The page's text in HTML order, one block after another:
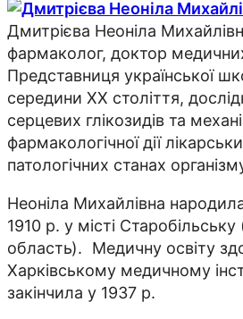
Дмитрієва Неоніла
фармаколог, доктор
Представниця української
середини XX століття,
серцевих глікозидів та
фармакологічної дії
патологічних станах
Неоніла Михайлівна
1910 р. у місті
область). Медичну освіту
Харківському медичному
закінчила у 1937 р.